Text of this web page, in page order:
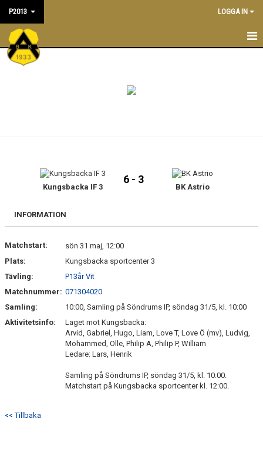
P2013 LOGGA IN
P2013
KONTAKT
DOKUMENT
ÖVERGÅNGSPOLICY
Kungsbacka IF 3
6 - 3
BK Astrio
INFORMATION
Matchstart:
sön 31 maj, 12:00
Plats:
Kungsbacka sportcenter 3
Tävling:
P13år Vit
Matchnummer: 071304020
Samling:
10:00, Samling på Söndrums IP, söndag 31/5, kl. 10:00
Aktivitetsinfo:
Laget mot Kungsbacka:
Arvid, Gabriel, Hugo, Liam, Love T, Love Ö (mv), Ludvig,
Mohammed, Olle, Philip A, Philip P, William
Ledare: Lars, Henrik
Samling på Söndrums IP, söndag 31/5, kl. 10:00.
Matchstart på Kungsbacka sportcenter kl. 12:00.
<< Tillbaka